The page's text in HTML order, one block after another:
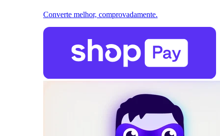
Converte melhor, comprovadamente.